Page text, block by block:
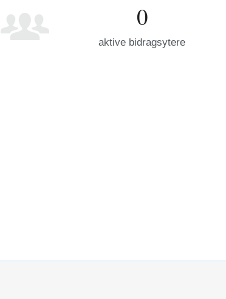
0
aktive bidragsytere